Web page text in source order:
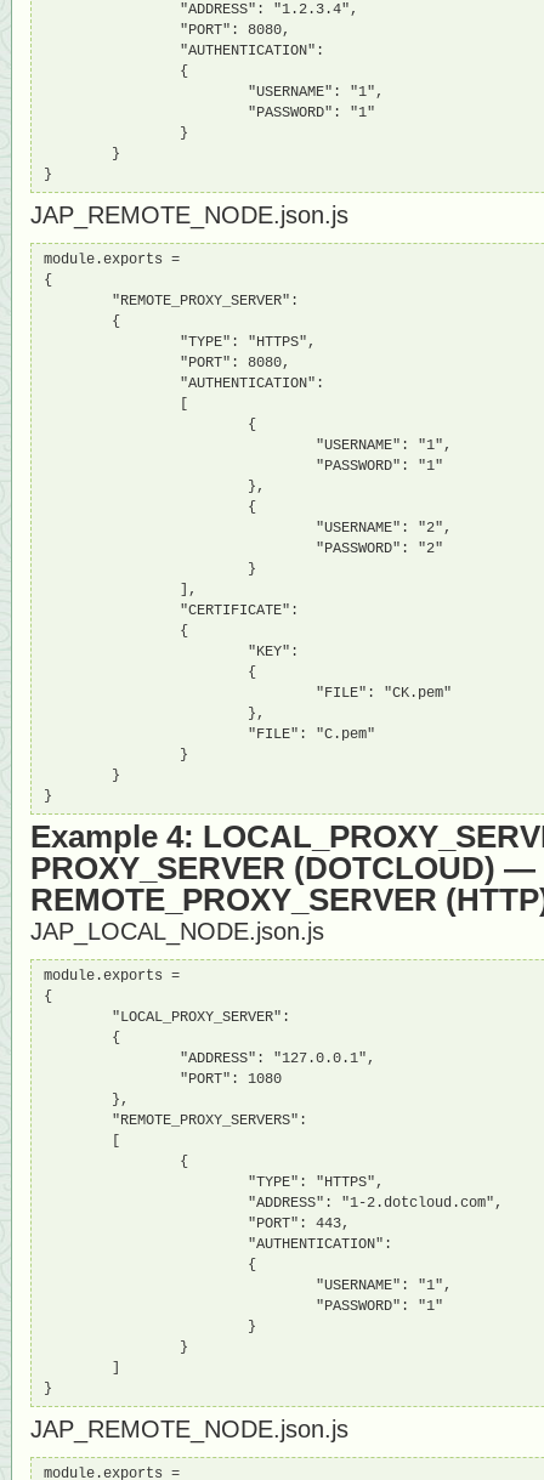
"ADDRESS": "1.2.3.4",
"PORT": 8080,
"AUTHENTICATION":
{
"USERNAME": "1",
"PASSWORD": "1"
}
}
}
JAP_REMOTE_NODE.json.js
module.exports =
{
"REMOTE_PROXY_SERVER":
{
"TYPE": "HTTPS",
"PORT": 8080,
"AUTHENTICATION":
{
"USERNAME": "1",
"PASSWORD": "1"
},
{
"USERNAME": "2",
"PASSWORD": "2"
}
],
"CERTIFICATE":
{
"KEY":
{
"FILE": "CK.pem"
},
"FILE": "C.pem"
}
}
}
Example 4:
PROXY_SERVER (DOTCLOUD) —
REMOTE_PROXY_SERVER
JAP_LOCAL_NODE.json.js
module.exports =
{
"LOCAL_PROXY_SERVER":
{
"ADDRESS": "127.0.0.1",
"PORT": 1080
},
"REMOTE_PROXY_SERVERS":
{
"TYPE": "HTTPS",
"ADDRESS": "1-2.dotcloud.com",
"PORT": 443,
"AUTHENTICATION":
{
"USERNAME": "1",
"PASSWORD": "1"
}
}
}
JAP_REMOTE_NODE.json.js
module.exports =